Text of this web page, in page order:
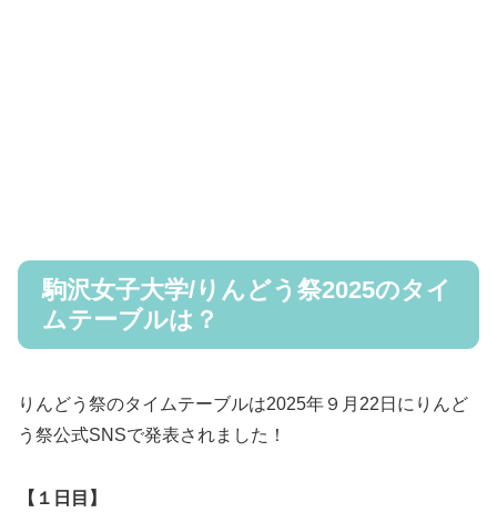
駒沢女子大学/りんどう祭2025のタイ
ムテーブルは？
りんどう祭のタイムテーブルは2025年９月22日にりんど
う祭公式SNSで発表されました！
【１日目】